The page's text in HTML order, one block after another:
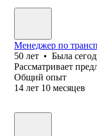
Менеджер по
50 лет • Была
Рассматривает
Общий опыт
14 лет 10 месяцев